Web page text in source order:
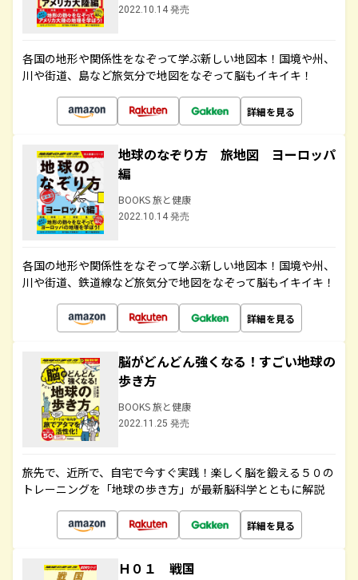
2022.10.14 発売
各国の地形や関係性をなぞって学ぶ新しい地図本！国境や州、
川や街道、島など旅気分で地図をなぞって脳もイキイキ！
詳細を見る
地球のなぞり方 旅地図 ヨーロッパ
編
BOOKS 旅と健康
2022.10.14 発売
各国の地形や関係性をなぞって学ぶ新しい地図本！国境や州、
川や街道、鉄道線など旅気分で地図をなぞって脳もイキイキ！
詳細を見る
脳がどんどん強くなる！すごい地球の
歩き方
BOOKS 旅と健康
2022.11.25 発売
旅先で、近所で、自宅で今すぐ実践！楽しく脳を鍛える５０の
トレーニングを「地球の歩き方」が最新脳科学とともに解説
詳細を見る
Ｈ０１ 戦国